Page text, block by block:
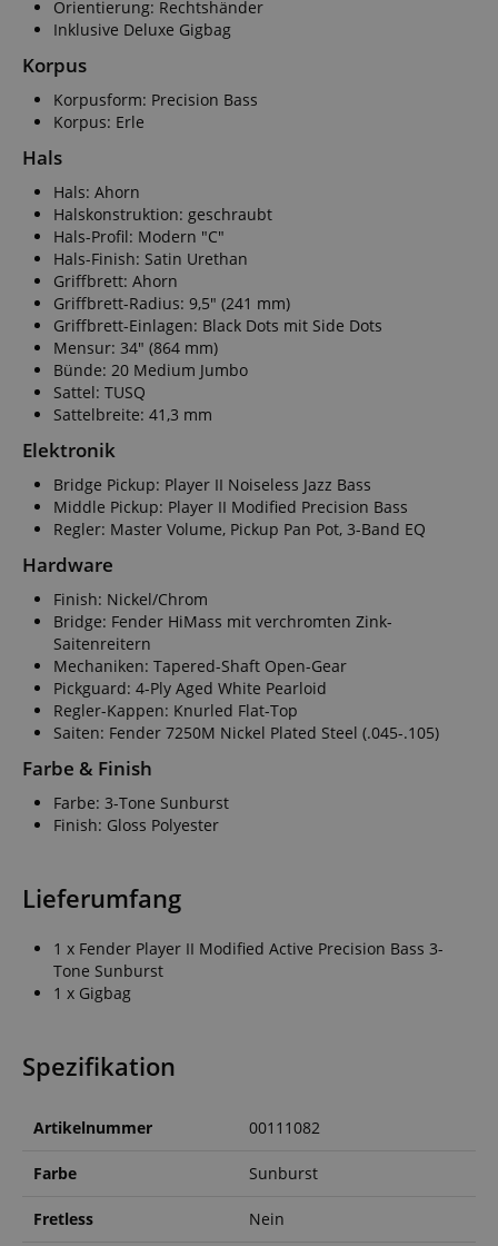
Orientierung: Rechtshänder
Inklusive Deluxe Gigbag
Korpus
Korpusform: Precision Bass
Korpus: Erle
Hals
Hals: Ahorn
Halskonstruktion: geschraubt
Hals-Profil: Modern "C"
Hals-Finish: Satin Urethan
Griffbrett: Ahorn
Griffbrett-Radius: 9,5" (241 mm)
Griffbrett-Einlagen: Black Dots mit Side Dots
Mensur: 34" (864 mm)
Bünde: 20 Medium Jumbo
Sattel: TUSQ
Sattelbreite: 41,3 mm
Elektronik
Bridge Pickup: Player II Noiseless Jazz Bass
Middle Pickup: Player II Modified Precision Bass
Regler: Master Volume, Pickup Pan Pot, 3-Band EQ
Hardware
Finish: Nickel/Chrom
Bridge: Fender HiMass mit verchromten Zink-
Saitenreitern
Mechaniken: Tapered-Shaft Open-Gear
Pickguard: 4-Ply Aged White Pearloid
Regler-Kappen: Knurled Flat-Top
Saiten: Fender 7250M Nickel Plated Steel (.045-.105)
Farbe & Finish
Farbe: 3-Tone Sunburst
Finish: Gloss Polyester
Lieferumfang
1 x Fender Player II Modified Active Precision Bass 3-
Tone Sunburst
1 x Gigbag
Spezifikation
Artikelnummer 00111082
Farbe Sunburst
Fretless Nein